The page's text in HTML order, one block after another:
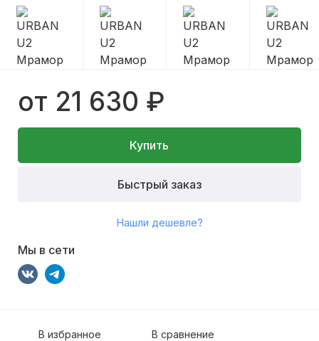
от 21 630 ₽
Купить
Быстрый заказ
Нашли дешевле?
Мы в сети
В избранное В сравнение